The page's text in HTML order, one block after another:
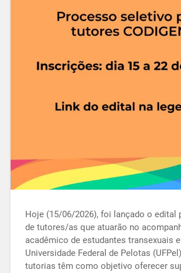
Hoje (15/06/2026), foi lançado o edital
de tutores/as que atuarão no
acadêmico de estudantes transexuais
Universidade Federal de Pelotas
tutorias têm como objetivo oferecer